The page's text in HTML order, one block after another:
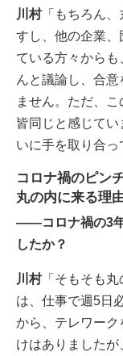
川村「もちろん、
すし、他の企業、
ている方々から
んと議論し、合
ません。ただ、
皆同じと感じて
いに手を取り合っ
コロナ禍のピン
丸の内に来る理
――コロナ禍の3年
したか？
川村「そもそも丸
は、仕事で週5日
から、テレワー
けはありました